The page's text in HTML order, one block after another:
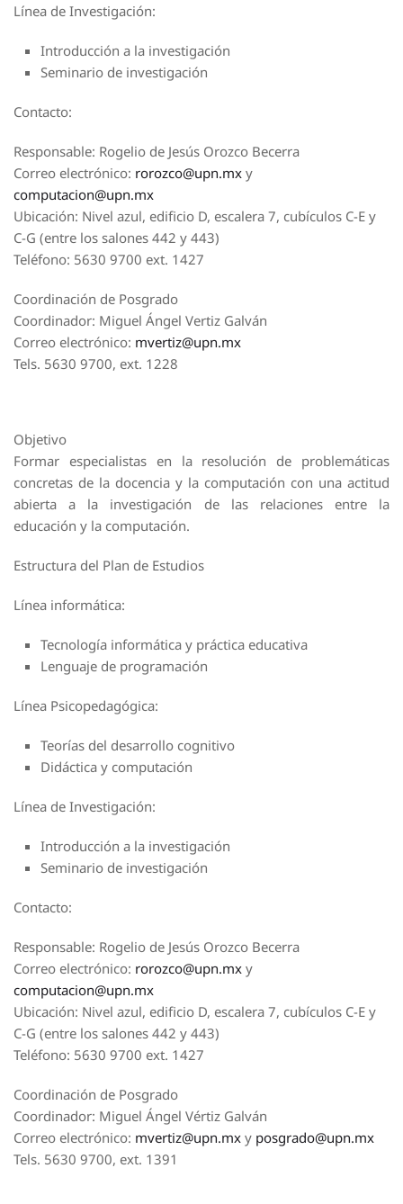
Línea de Investigación:
Introducción a la investigación
Seminario de investigación
Contacto:
Responsable: Rogelio de Jesús Orozco Becerra
Correo electrónico: rorozco@upn.mx y
computacion@upn.mx
Ubicación: Nivel azul, edificio D, escalera 7, cubículos C-E y
C-G (entre los salones 442 y 443)
Teléfono: 5630 9700 ext. 1427
Coordinación de Posgrado
Coordinador: Miguel Ángel Vertiz Galván
Correo electrónico: mvertiz@upn.mx
Tels. 5630 9700, ext. 1228
Objetivo
Formar especialistas en la resolución de problemáticas
concretas de la docencia y la computación con una actitud
abierta a la investigación de las relaciones entre la
educación y la computación.
Estructura del Plan de Estudios
Línea informática:
Tecnología informática y práctica educativa
Lenguaje de programación
Línea Psicopedagógica:
Teorías del desarrollo cognitivo
Didáctica y computación
Línea de Investigación:
Introducción a la investigación
Seminario de investigación
Contacto:
Responsable: Rogelio de Jesús Orozco Becerra
Correo electrónico: rorozco@upn.mx y
computacion@upn.mx
Ubicación: Nivel azul, edificio D, escalera 7, cubículos C-E y
C-G (entre los salones 442 y 443)
Teléfono: 5630 9700 ext. 1427
Coordinación de Posgrado
Coordinador: Miguel Ángel Vértiz Galván
Correo electrónico: mvertiz@upn.mx y posgrado@upn.mx
Tels. 5630 9700, ext. 1391